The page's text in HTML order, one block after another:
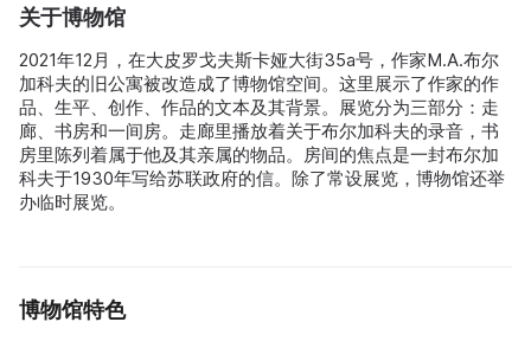
关于博物馆
2021年12月，在大皮罗戈夫斯卡娅大街35a号，作家M.A.布尔
加科夫的旧公寓被改造成了博物馆空间。这里展示了作家的作
品、生平、创作、作品的文本及其背景。展览分为三部分：走
廊、书房和一间房。走廊里播放着关于布尔加科夫的录音，书
房里陈列着属于他及其亲属的物品。房间的焦点是一封布尔加
科夫于1930年写给苏联政府的信。除了常设展览，博物馆还举
办临时展览。
博物馆特色